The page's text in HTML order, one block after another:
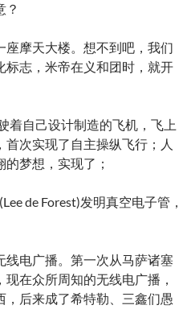
？
座摩天大楼。想不到吧，我们
标志，米帝在义和团时，就开
着自己设计制造的飞机，飞上
次实现了自主操纵飞行；人
梦想，实现了；
de Forest)发明真空电子管，
线电广播。第一次从马萨诸塞
在众所周知的无线电广播，
，后来成了希特勒、三鑫们愚